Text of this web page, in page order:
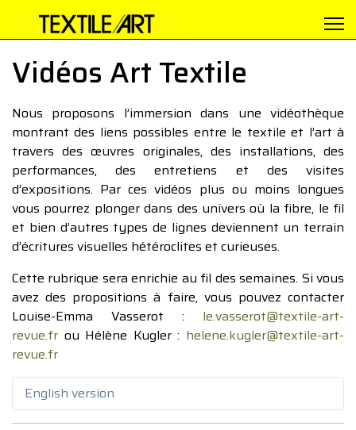
Vidéos Art Textile
Nous proposons l’immersion dans une vidéothèque
montrant des liens possibles entre le textile et l’art à
travers des œuvres originales, des installations, des
performances, des entretiens et des visites
d’expositions. Par ces vidéos plus ou moins longues
vous pourrez plonger dans des univers où la fibre, le fil
et bien d’autres types de lignes deviennent un terrain
d’écritures visuelles hétéroclites et curieuses.
Cette rubrique sera enrichie au fil des semaines. Si vous
avez des propositions à faire, vous pouvez contacter
Louise-Emma Vasserot : le.vasserot@textile-art-
revue.fr ou Hélène Kugler : helene.kugler@textile-art-
revue.fr
English version